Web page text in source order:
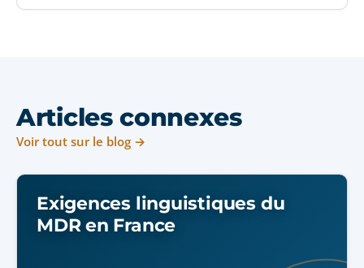
Articles connexes
Voir tout sur le blog →
Exigences linguistiques du
MDR en France